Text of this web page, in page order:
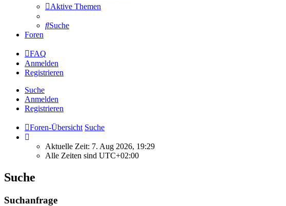
Aktive Themen
Suche
Foren
FAQ
Anmelden
Registrieren
Suche
Anmelden
Registrieren
Foren-Übersicht Suche
Aktuelle Zeit: 7. Aug 2026, 19:29
Alle Zeiten sind UTC+02:00
Suche
Suchanfrage